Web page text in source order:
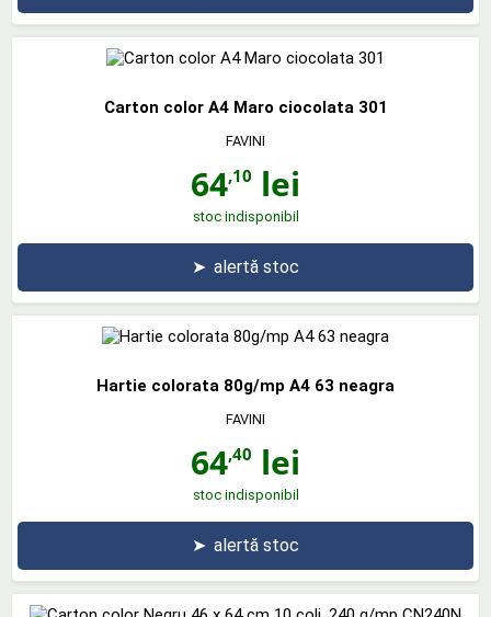
Carton color A4 Maro ciocolata 301
FAVINI
64,10 lei
stoc indisponibil
➤ alertă stoc
Hartie colorata 80g/mp A4 63 neagra
FAVINI
64,40 lei
stoc indisponibil
➤ alertă stoc